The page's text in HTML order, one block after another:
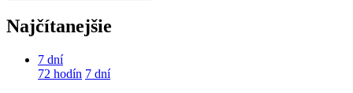
Najčítanejšie
7 dní
72 hodín 7 dní